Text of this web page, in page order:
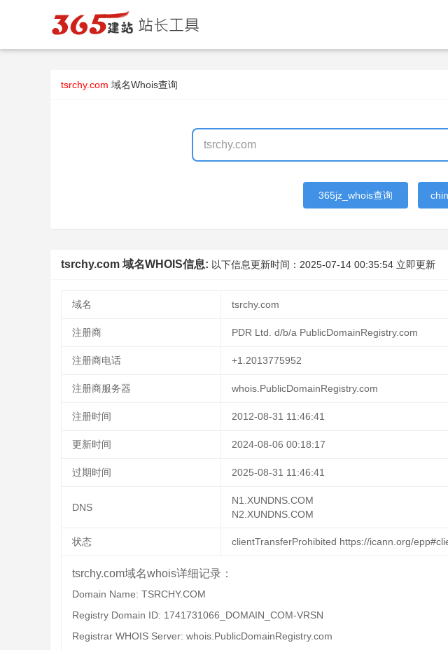
tsrchy.com 域名Whois查询
365jz_whois查询
tsrchy.com 域名WHOIS信息: 以下信息更新时间： 2025-07-14 00:35:54 立即更新
域名 tsrchy.com
注册商 PDR Ltd. d/b/a PublicDomainRegistry.com
注册商电话 +1.2013775952
注册商服务器 whois.PublicDomainRegistry.com
注册时间 2012-08-31 11:46:41
更新时间 2024-08-06 00:18:17
过期时间 2025-08-31 11:46:41
DNS
N1.XUNDNS.COM
N2.XUNDNS.COM
状态 clientTransferProhibited https://icann.org/
tsrchy.com域名whois详细记录：
Domain Name: TSRCHY.COM
Registry Domain ID: 1741731066_DOMAIN_COM-VRSN
Registrar WHOIS Server: whois.PublicDomainRegistry.com